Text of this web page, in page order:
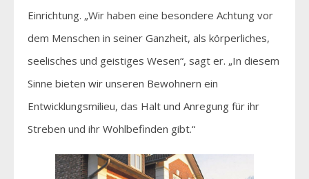
Einrichtung. „Wir haben eine besondere Achtung vor
dem Menschen in seiner Ganzheit, als körperliches,
seelisches und geistiges Wesen“, sagt er. „In diesem
Sinne bieten wir unseren Bewohnern ein
Entwicklungsmilieu, das Halt und Anregung für ihr
Streben und ihr Wohlbefinden gibt.“